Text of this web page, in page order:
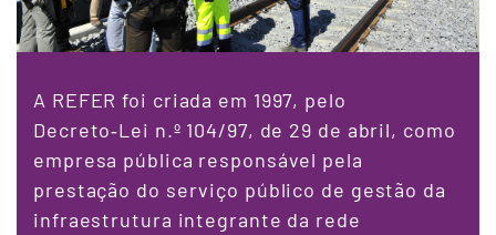
A REFER foi criada em 1997, pelo
Decreto‑Lei n.º 104/97, de 29 de abril, como
empresa pública responsável pela
prestação do serviço público de gestão da
infraestrutura integrante da rede